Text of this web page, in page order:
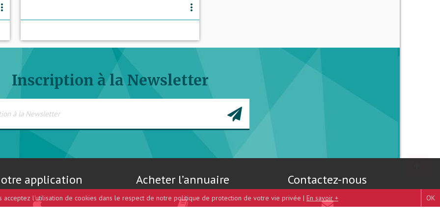
more_vert
Inscription à la Newsletter
application Acheter l’annuaire Contactez-nous
acceptez l'utilisation de cookies dans le respect de notre politique de protection de votre vie privée | En savoir + OK